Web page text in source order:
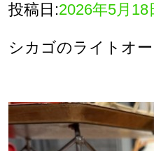
投稿日:2026年5月18
シカゴのライトオ